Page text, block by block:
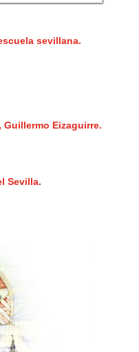
sevillana.
Eizaguirre.
Sevilla.